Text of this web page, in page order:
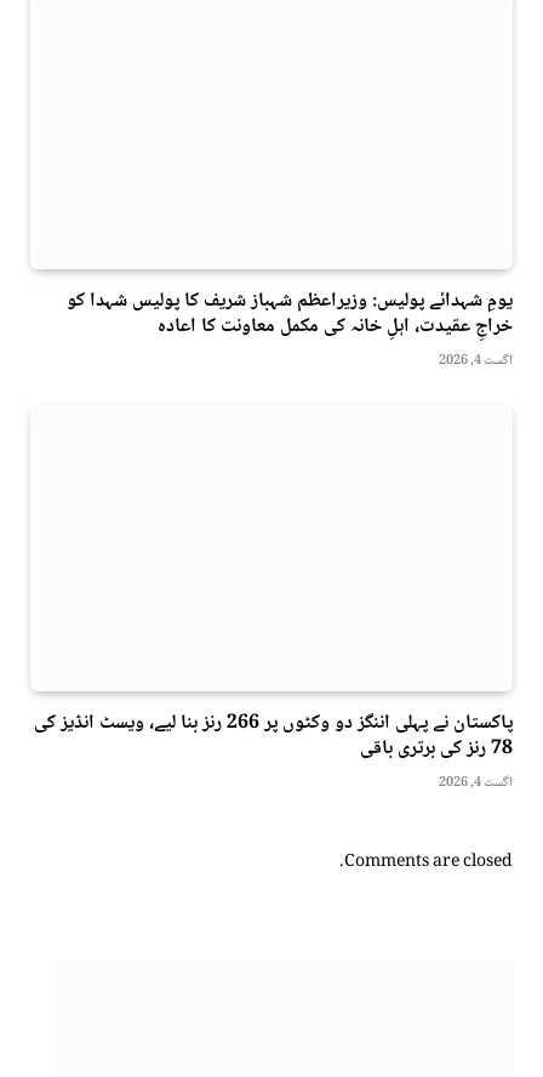
یومِ شہدائے پولیس: وزیراعظم شہباز شریف کا پولیس شہدا کو
خراجِ عقیدت، اہلِ خانہ کی مکمل معاونت کا اعادہ
اگست 4, 2026
پاکستان نے پہلی اننگز دو وکٹوں پر 266 رنز بنا لیے، ویسٹ انڈیز کی
78 رنز کی برتری باقی
اگست 4, 2026
Comments are closed.